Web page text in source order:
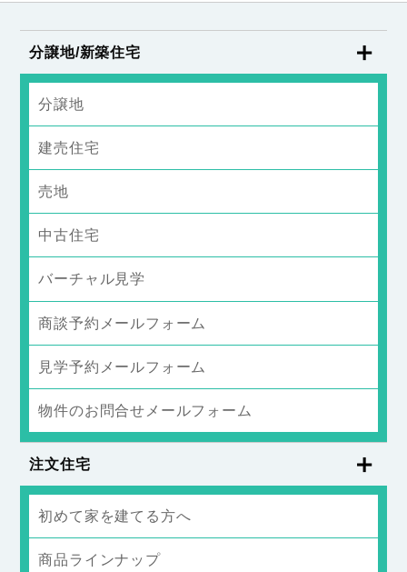
分譲地/新築住宅
分譲地
建売住宅
売地
中古住宅
バーチャル見学
商談予約メールフォーム
見学予約メールフォーム
物件のお問合せメールフォーム
注文住宅
初めて家を建てる方へ
商品ラインナップ